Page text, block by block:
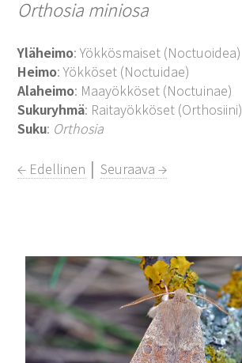
Orthosia miniosa
Yläheimo: Yökkösmaiset (Noctuoidea)
Heimo: Yökköset (Noctuidae)
Alaheimo: Maayökköset (Noctuinae)
Sukuryhmä: Raitayökköset (Orthosiini)
Suku: Orthosia
← Edellinen │Seuraava →